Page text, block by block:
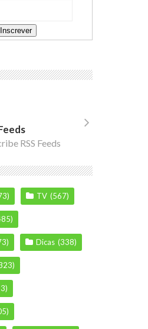
RSS Feeds
TV (567)
Dicas (338)